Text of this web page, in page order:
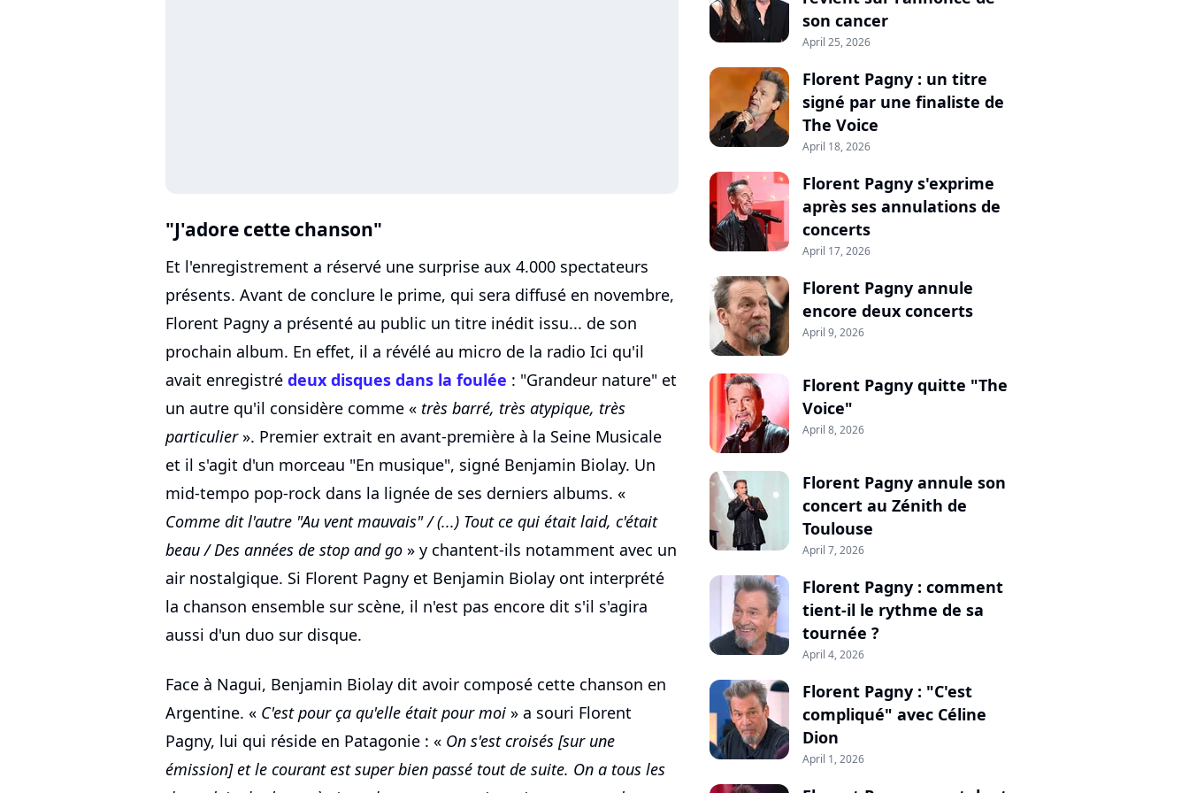
"J'adore cette chanson"
Et l'enregistrement a réservé une surprise aux 4.000 spectateurs
présents. Avant de conclure le prime, qui sera diffusé en novembre,
Florent Pagny a présenté au public un titre inédit issu... de son
prochain album. En effet, il a révélé au micro de la radio Ici qu'il
avait enregistré deux disques dans la foulée : "Grandeur nature" et
un autre qu'il considère comme « très barré, très atypique, très
particulier». Premier extrait en avant-première à la Seine Musicale
et il s'agit d'un morceau "En musique", signé Benjamin Biolay. Un
mid-tempo pop-rock dans la lignée de ses derniers albums. «
Comme dit l'autre "Au vent mauvais" / (...) Tout ce qui était laid, c'était
beau / Des années de stop and go » y chantent-ils notamment avec un
air nostalgique. Si Florent Pagny et Benjamin Biolay ont interprété
la chanson ensemble sur scène, il n'est pas encore dit s'il s'agira
aussi d'un duo sur disque.
Face à Nagui, Benjamin Biolay dit avoir composé cette chanson en
Argentine. « C'est pour ça qu'elle était pour moi » a souri Florent
Pagny, lui qui réside en Patagonie : « On s'est croisés [sur une
émission] et le courant est super bien passé tout de suite. On a tous les
son cancer
April 25, 2026
Florent Pagny : un titre
signé par une finaliste de
The Voice
April 18, 2026
Florent Pagny s'exprime
après ses annulations de
concerts
April 17, 2026
Florent Pagny annule
encore deux concerts
April 9, 2026
Florent Pagny quitte "The
Voice"
April 8, 2026
Florent Pagny annule son
concert au Zénith de
Toulouse
April 7, 2026
Florent Pagny : comment
tient-il le rythme de sa
tournée ?
April 4, 2026
Florent Pagny : "C'est
compliqué" avec Céline
Dion
April 1, 2026